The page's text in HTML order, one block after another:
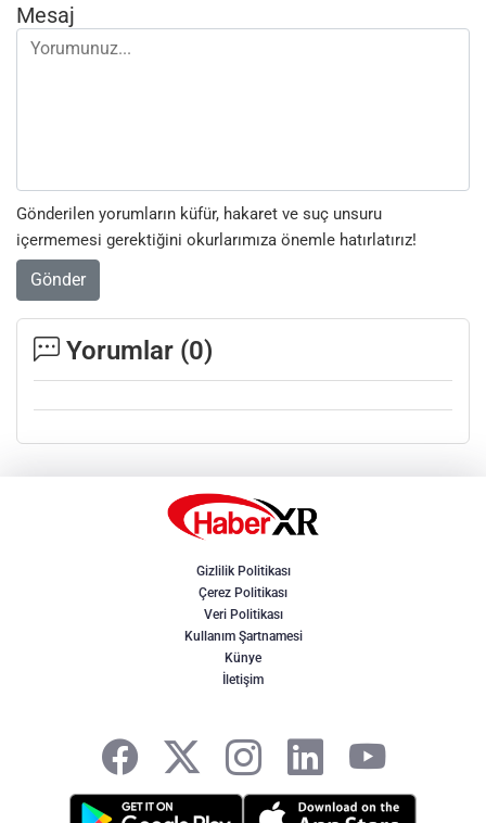
Mesaj
Gönderilen yorumların küfür, hakaret ve suç unsuru
içermemesi gerektiğini okurlarımıza önemle hatırlatırız!
Gönder
Yorumlar (0)
Gizlilik Politikası
Çerez Politikası
Veri Politikası
Kullanım Şartnamesi
Künye
İletişim